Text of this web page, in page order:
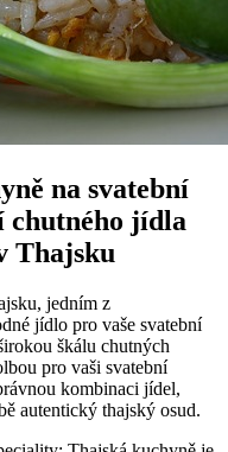
na svatební
chutného jídla
Thajsku
jedním z
jídlo pro vaše svatební
škálu chutných
pro vaši svatební
kombinaci jídel,
autentický thajský osud.